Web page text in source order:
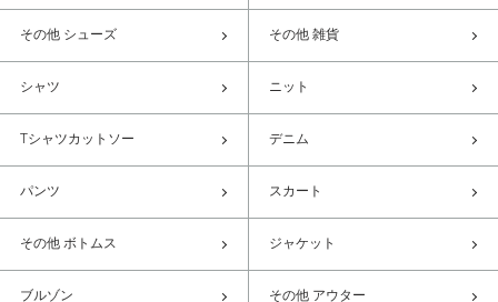
その他 シューズ その他 雑貨
シャツ ニット
Tシャツカットソー デニム
パンツ スカート
その他 ボトムス ジャケット
ブルゾン その他 アウター